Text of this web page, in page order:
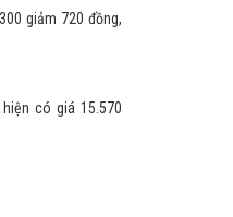
giảm 720 đồng,
có giá 15.570